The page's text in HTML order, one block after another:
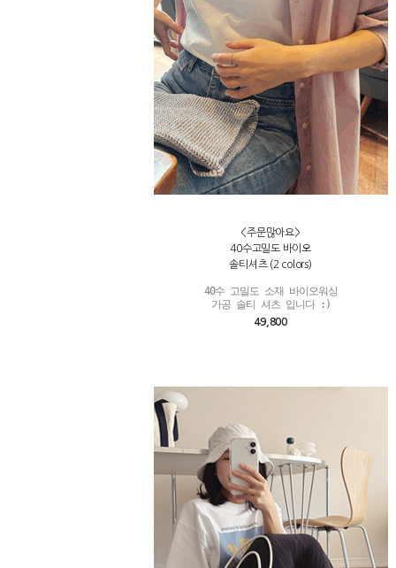
<주문많아요>
40수고밀도 바이오
솔티셔츠 (2 colors)
40수 고밀도 소재 바이오워싱
가공 솔티 셔츠 입니다 :)
49,800